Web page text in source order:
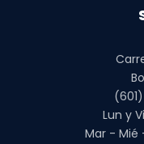
Lun y
Mar - Mié